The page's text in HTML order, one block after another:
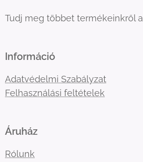
Tudj meg többet termékeinkről a
Információ
Adatvédelmi Szabályzat
Felhasználási feltételek
Áruház
Rólunk